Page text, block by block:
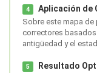
4 Aplicación de
Sobre este mapa de precios ultra-local, aplicamos algoritmos
correctores
antigüedad y el
5 Resultado